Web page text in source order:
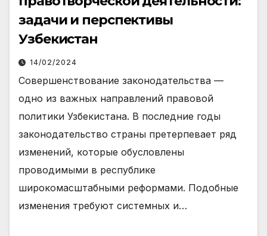
задачи и перспективы
Узбекистан
14/02/2024
Совершенствование законодательства —
одно из важных направлений правовой
политики Узбекистана. В последние годы
законодательство страны претерпевает ряд
изменений, которые обусловлены
проводимыми в республике
широкомасштабными реформами. Подобные
изменения требуют системных и…